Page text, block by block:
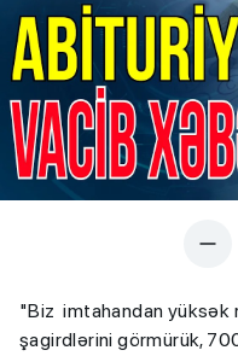
"Biz imtahandan yüksək
şagirdlərini görmürük,